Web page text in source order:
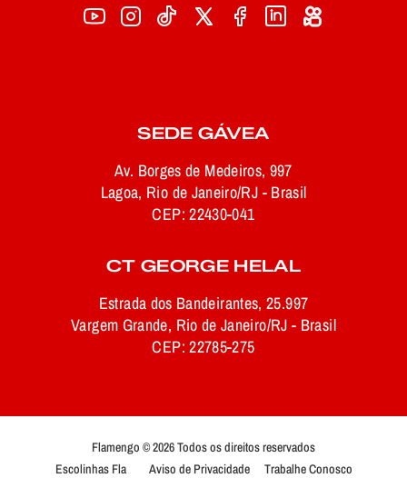
SEDE GÁVEA
Av. Borges de Medeiros, 997
Lagoa, Rio de Janeiro/RJ - Brasil
CEP: 22430-041
CT GEORGE HELAL
Estrada dos Bandeirantes, 25.997
Vargem Grande, Rio de Janeiro/RJ - Brasil
CEP: 22785-275
Flamengo © 2026 Todos os direitos reservados
Escolinhas Fla
Aviso de Privacidade Trabalhe Conosco